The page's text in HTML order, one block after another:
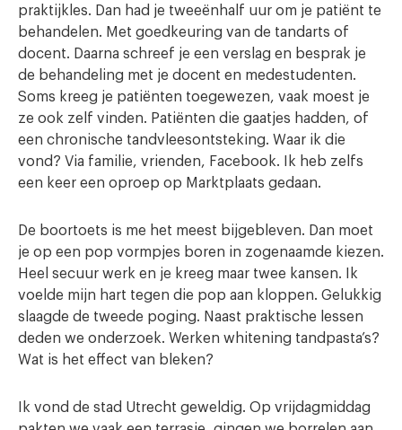
praktijkles. Dan had je tweeënhalf uur om je patiënt te
behandelen. Met goedkeuring van de tandarts of
docent. Daarna schreef je een verslag en besprak je
de behandeling met je docent en medestudenten.
Soms kreeg je patiënten toegewezen, vaak moest je
ze ook zelf vinden. Patiënten die gaatjes hadden, of
een chronische tandvleesontsteking. Waar ik die
vond? Via familie, vrienden, Facebook. Ik heb zelfs
een keer een oproep op Marktplaats gedaan.
De boortoets is me het meest bijgebleven. Dan moet
je op een pop vormpjes boren in zogenaamde kiezen.
Heel secuur werk en je kreeg maar twee kansen. Ik
voelde mijn hart tegen die pop aan kloppen. Gelukkig
slaagde de tweede poging. Naast praktische lessen
deden we onderzoek. Werken whitening tandpasta’s?
Wat is het effect van bleken?
Ik vond de stad Utrecht geweldig. Op vrijdagmiddag